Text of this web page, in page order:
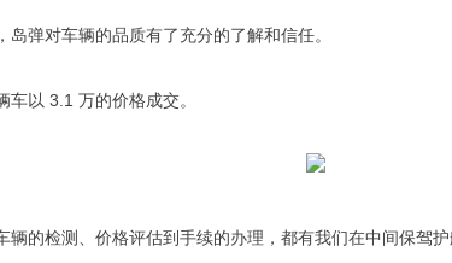
岛弹对车辆的品质有了充分的了解和信任。
以 3.1 万的价格成交。
辆的检测、价格评估到手续的办理，都有我们在中间保驾护